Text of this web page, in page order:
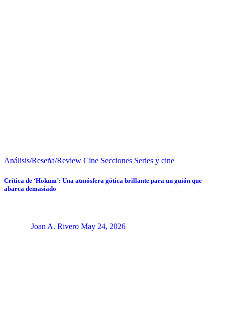
Análisis/Reseña/Review Cine Secciones Series y cine
Crítica de ‘Hokum’: Una atmósfera gótica brillante para un guión que
abarca demasiado
Joan A. Rivero May 24, 2026